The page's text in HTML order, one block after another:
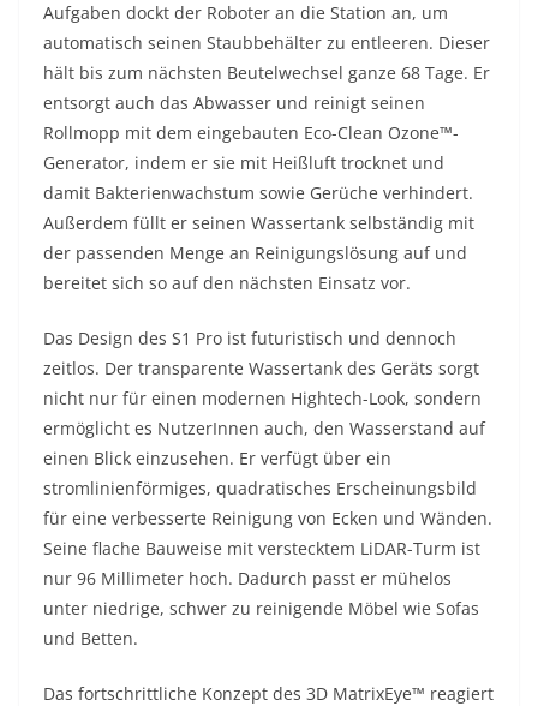
Aufgaben dockt der Roboter an die Station an, um
automatisch seinen Staubbehälter zu entleeren. Dieser
hält bis zum nächsten Beutelwechsel ganze 68 Tage. Er
entsorgt auch das Abwasser und reinigt seinen
Rollmopp mit dem eingebauten Eco-Clean Ozone™-
Generator, indem er sie mit Heißluft trocknet und
damit Bakterienwachstum sowie Gerüche verhindert.
Außerdem füllt er seinen Wassertank selbständig mit
der passenden Menge an Reinigungslösung auf und
bereitet sich so auf den nächsten Einsatz vor.
Das Design des S1 Pro ist futuristisch und dennoch
zeitlos. Der transparente Wassertank des Geräts sorgt
nicht nur für einen modernen Hightech-Look, sondern
ermöglicht es NutzerInnen auch, den Wasserstand auf
einen Blick einzusehen. Er verfügt über ein
stromlinienförmiges, quadratisches Erscheinungsbild
für eine verbesserte Reinigung von Ecken und Wänden.
Seine flache Bauweise mit verstecktem LiDAR-Turm ist
nur 96 Millimeter hoch. Dadurch passt er mühelos
unter niedrige, schwer zu reinigende Möbel wie Sofas
und Betten.
Das fortschrittliche Konzept des 3D MatrixEye™ reagiert